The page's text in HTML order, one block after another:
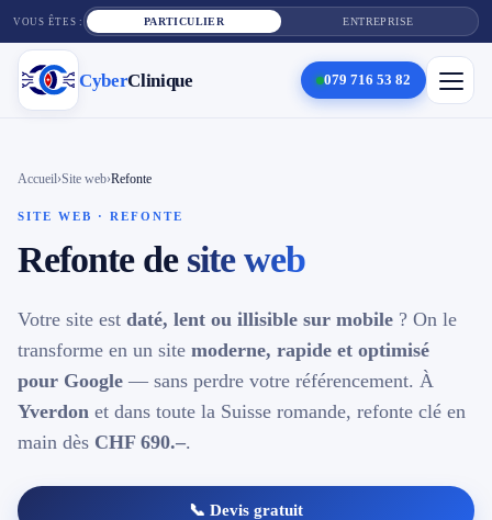
VOUS ÊTES : PARTICULIER ENTREPRISE
CyberClinique 079 716 53 82
Services
Tarifs
Contact
Accueil›Site web›Refonte
SITE WEB · REFONTE
Refonte de site web
Votre site est daté, lent ou illisible sur mobile ? On le
transforme en un site moderne, rapide et optimisé
pour Google — sans perdre votre référencement. À
Yverdon et dans toute la Suisse romande, refonte clé en
main dès CHF 690.–.
📞 Devis gratuit